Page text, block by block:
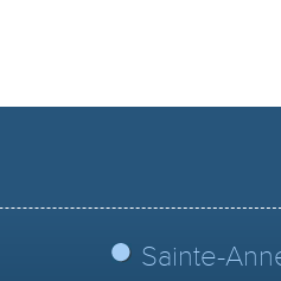
Sainte-